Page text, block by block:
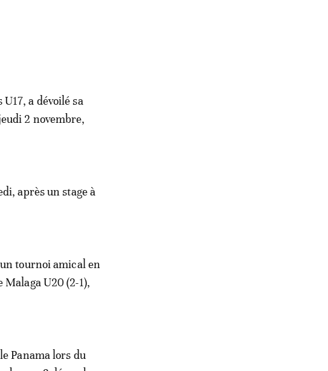
a dévoilé sa
2 novembre,
après un stage à
tournoi amical en
Malaga U20 (2-1),
Panama lors du